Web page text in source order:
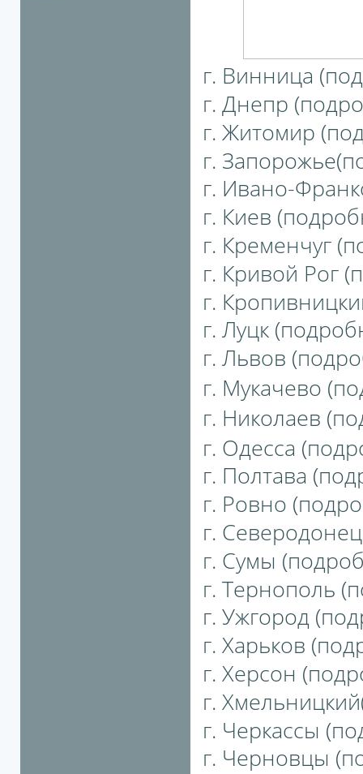
г. Винница
г. Днепр
г. Житомир
г.
г. Ивано-
г. Киев
г. Кременчуг
г. Кривой Рог
г.
г. Луцк
г. Львов
г. Мукачево
г. Николаев
г. Одесса
г. Полтава
г. Ровно
г.
г. Сумы
г. Тернополь
г. Ужгород
г. Харьков
г. Херсон
г.
г. Черкассы
г. Черновцы